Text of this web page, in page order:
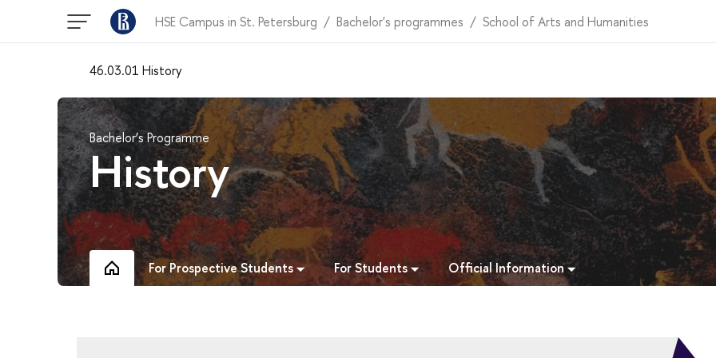
HSE Campus in St. Petersburg Bachelor's programmes School of Arts and Humanities
46.03.01 History
Bachelor’s Programme
History
For Prospective Students For Students Official Information